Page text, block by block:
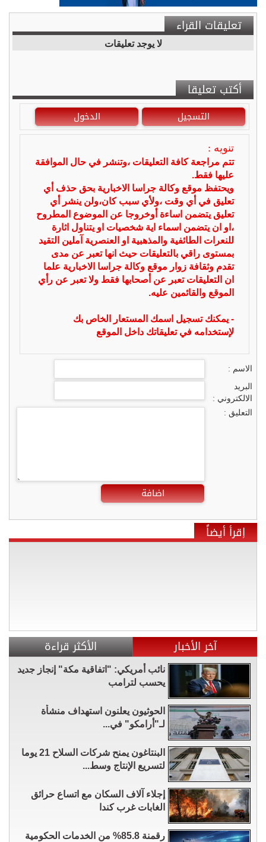
تعليقات القراء
لا يوجد تعليقات
أكتب تعليقا
التسجيل الدخول
تنويه :
تتم مراجعة كافة التعليقات ،وتنشر في حال الموافقة
عليها فقط.
ويحتفظ موقع وكالة جراسا الاخبارية بحق حذف أي
تعليق في أي وقت ،ولأي سبب كان،ولن ينشر أي
تعليق يتضمن اساءة أوخروجا عن الموضوع المطروح
،او ان يتضمن اسماء اية شخصيات او يتناول اثارة
للنعرات الطائفية والمذهبية او العنصرية آملين التقيد
بمستوى راقي بالتعليقات حيث انها تعبر عن مدى
تقدم وثقافة زوار موقع وكالة جراسا الاخبارية علما
ان التعليقات تعبر عن أصحابها فقط ولا تعبر عن رأي
الموقع والقائمين عليه.
- يمكنك تسجيل اسمك المستعار الخاص بك
لإستخدامه في تعليقاتك داخل الموقع
الاسم :
البريد
الالكتروني :
التعليق :
اضافة
إقرأ أيضاً
آخر الأخبار الأكثر قراءة
نائب أمريكي: "اتفاقية مكة" إنجاز جديد
يحسب لترامب
الحوثيون يعلنون استهداف منشأة
لـ"أرامكو" في...
البنتاغون يمنح شركات السلاح 21 يوما
لتسريع الإنتاج وسط...
إجلاء آلاف السكان مع اتساع حرائق
الغابات غرب كندا
رقمنة 85.8% من الخدمات الحكومية